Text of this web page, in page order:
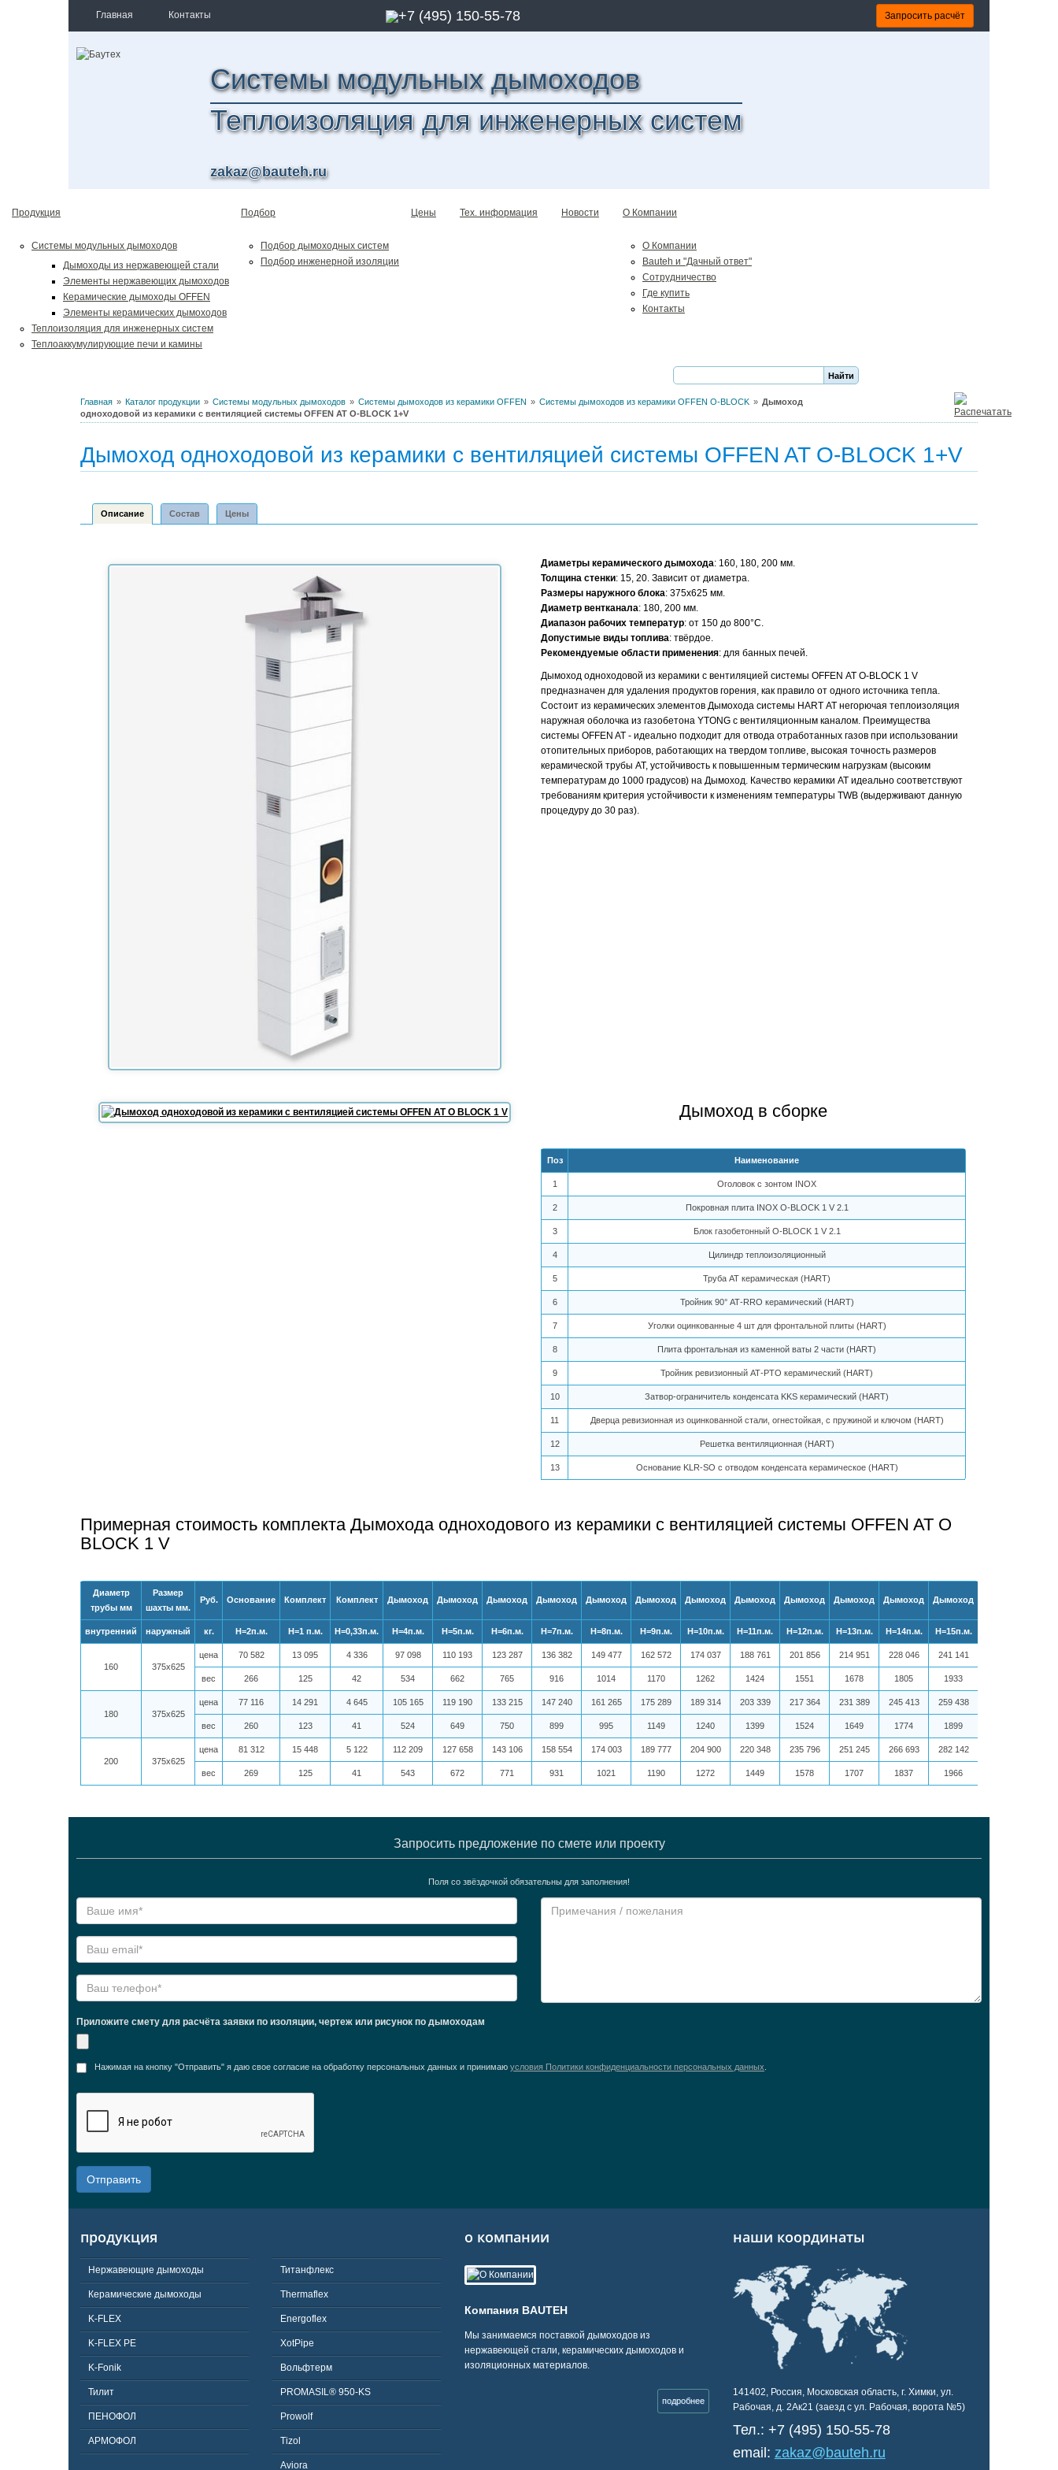
Главная Контакты +7 (495) 150-55-78 Запросить расчёт
Системы модульных дымоходов
Теплоизоляция для инженерных систем
zakaz@bauteh.ru
Продукция
Системы модульных дымоходов
Дымоходы из нержавеющей стали
Элементы нержавеющих дымоходов
Керамические дымоходы OFFEN
Элементы керамических дымоходов
Теплоизоляция для инженерных систем
Теплоаккумулирующие печи и камины
Подбор
Подбор дымоходных систем
Подбор инженерной изоляции
Цены Тех. информация Новости О Компании
О Компании
Bauteh и "Дачный ответ"
Сотрудничество
Где купить
Контакты
Главная Каталог продукции Системы модульных дымоходов Системы дымоходов из керамики OFFEN Системы дымоходов из керамики OFFEN O-BLOCK
Дымоход
одноходовой из керамики с вентиляцией системы OFFEN AT О-BLOCK 1+V
Дымоход одноходовой из керамики с вентиляцией системы OFFEN AT О-BLOCK 1+V
Описание Состав Цены
Диаметры керамического дымохода: 160, 180, 200 мм.
Толщина стенки: 15, 20. Зависит от диаметра.
Размеры наружного блока: 375x625 мм.
Диаметр вентканала: 180, 200 мм.
Диапазон рабочих температур: от 150 до 800°С.
Допустимые виды топлива: твёрдое.
Рекомендуемые области применения: для банных печей.
Дымоход одноходовой из керамики с вентиляцией системы OFFEN АТ О-BLOCK 1 V
предназначен для удаления продуктов горения, как правило от одного источника тепла.
Состоит из керамических элементов Дымохода системы HART АТ негорючая теплоизоляция
наружная оболочка из газобетона YTONG с вентиляционным каналом. Преимущества
системы OFFEN AT - идеально подходит для отвода отработанных газов при использовании
отопительных приборов, работающих на твердом топливе, высокая точность размеров
керамической трубы АТ, устойчивость к повышенным термическим нагрузкам (высоким
температурам до 1000 градусов) на Дымоход. Качество керамики АТ идеально соответствуют
требованиям критерия устойчивости к изменениям температуры TWB (выдерживают данную
процедуру до 30 раз).
Дымоход в сборке
Поз Наименование
1 Оголовок с зонтом INOX
2 Покровная плита INOX O-BLOCK 1 V 2.1
3 Блок газобетонный O-BLOCK 1 V 2.1
4 Цилиндр теплоизоляционный
5 Труба АТ керамическая (HART)
6 Тройник 90° АТ-RRO керамический (HART)
7 Уголки оцинкованные 4 шт для фронтальной плиты (HART)
8 Плита фронтальная из каменной ваты 2 части (HART)
9 Тройник ревизионный АТ-PTO керамический (HART)
10 Затвор-ограничитель конденсата KKS керамический (HART)
11 Дверца ревизионная из оцинкованной стали, огнестойкая, с пружиной и ключом (HART)
12 Решетка вентиляционная (HART)
13 Основание KLR-SO с отводом конденсата керамическое (HART)
Примерная стоимость комплекта Дымохода одноходового из керамики с вентиляцией системы OFFEN AT O
BLOCK 1 V
Диаметр
трубы мм
Размер
шахты мм.
Руб. Основание Комплект Комплект Дымоход Дымоход Дымоход Дымоход Дымоход Дымоход Дымоход Дымоход Дымоход Дымоход Дымоход Дымоход
внутренний наружный кг. Н=2п.м. Н=1 п.м. Н=0,33п.м. Н=4п.м. Н=5п.м. Н=6п.м. Н=7п.м. Н=8п.м. Н=9п.м. Н=10п.м. Н=11п.м. Н=12п.м. Н=13п.м. Н=14п.м. Н=15п.м.
160 375х625
цена 70 582 13 095 4 336 97 098 110 193 123 287 136 382 149 477 162 572 174 037 188 761 201 856 214 951 228 046 241 141
вес 266 125 42 534 662 765 916 1014 1170 1262 1424 1551 1678 1805 1933
180 375х625
цена 77 116 14 291 4 645 105 165 119 190 133 215 147 240 161 265 175 289 189 314 203 339 217 364 231 389 245 413 259 438
вес 260 123 41 524 649 750 899 995 1149 1240 1399 1524 1649 1774 1899
200 375х625
цена 81 312 15 448 5 122 112 209 127 658 143 106 158 554 174 003 189 777 204 900 220 348 235 796 251 245 266 693 282 142
вес 269 125 41 543 672 771 931 1021 1190 1272 1449 1578 1707 1837 1966
Запросить предложение по смете или проекту
Поля со звёздочкой обязательны для заполнения!
Приложите смету для расчёта заявки по изоляции, чертеж или рисунок по дымоходам
Нажимая на кнопку "Отправить" я даю свое согласие на обработку персональных данных и принимаю условия Политики конфиденциальности персональных данных
Отправить
продукция
Нержавеющие дымоходы
Керамические дымоходы
K-FLEX
K-FLEX PE
K-Fonik
Тилит
ПЕНОФОЛ
АРМОФОЛ
Титанфлекс
Thermaflex
Energoflex
XotPipe
Вольфтерм
PROMASIL® 950-KS
Prowolf
Tizol
Aviora
о компании
Компания BAUTEH
Мы занимаемся поставкой дымоходов из
нержавеющей стали, керамических дымоходов и
изоляционных материалов.
подробнее
наши координаты
141402, Россия, Московская область, г. Химки, ул.
Рабочая, д. 2Ак21 (заезд с ул. Рабочая, ворота №5)
Тел.: +7 (495) 150-55-78
email: zakaz@bauteh.ru